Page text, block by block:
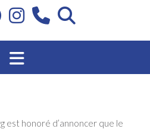
est honoré d’annoncer que le